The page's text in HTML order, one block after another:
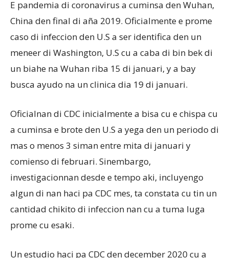
E pandemia di coronavirus a cuminsa den Wuhan,
China den final di aña 2019. Oficialmente e prome
caso di infeccion den U.S a ser identifica den un
meneer di Washington, U.S cu a caba di bin bek di
un biahe na Wuhan riba 15 di januari, y a bay
busca ayudo na un clinica dia 19 di januari.
Oficialnan di CDC inicialmente a bisa cu e chispa cu
a cuminsa e brote den U.S a yega den un periodo di
mas o menos 3 siman entre mita di januari y
comienso di februari. Sinembargo,
investigacionnan desde e tempo aki, incluyengo
algun di nan haci pa CDC mes, ta constata cu tin un
cantidad chikito di infeccion nan cu a tuma luga
prome cu esaki.
Un estudio haci pa CDC den december 2020 cu a